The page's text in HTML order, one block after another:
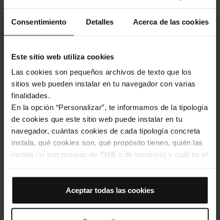
Consentimiento Detalles Acerca de las cookies
Este sitio web utiliza cookies
Las cookies son pequeños archivos de texto que los
sitios web pueden instalar en tu navegador con varias
finalidades.
En la opción “Personalizar”, te informamos de la tipología
de cookies que este sitio web puede instalar en tu
navegador, cuántas cookies de cada tipología concreta
instala, qué cookies son, qué propósito tienen, quién las
instala (si son propias de TMB o de terceros) y cuál es el
navegador. Si el panel de cookies muestra (0), significa
que no instala ninguna cookie de esta tipología.
Si eliges la opción “Aceptar todas las cookies”, permites
Aceptar todas las cookies
Torre Vermella, geometría y color / Foto: Lluis Bazan via Unsplash
4. Hotel Hesperia Tower (L’Hospitalet de
Llobregat): futurismo a 100 metros de altura
Con su cúpula superior que parece una nave espacial,
espectaculares de la entrada sur de Barcelona.
Diseñado también porRichard Rogers, arquitecto del
Centro Pompidou de París, combina vidrio, acero y
grandes volúmenes en suspensión.